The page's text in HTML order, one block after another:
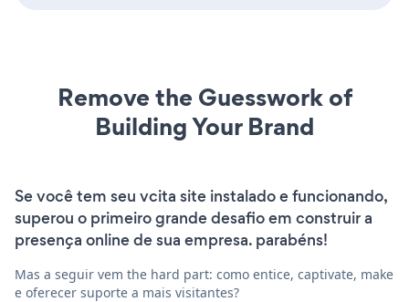
Remove the Guesswork of
Building Your Brand
Se você tem seu vcita site instalado e funcionando,
superou o primeiro grande desafio em construir a
presença online de sua empresa. parabéns!
Mas a seguir vem the hard part: como entice, captivate, make
e oferecer suporte a mais visitantes?